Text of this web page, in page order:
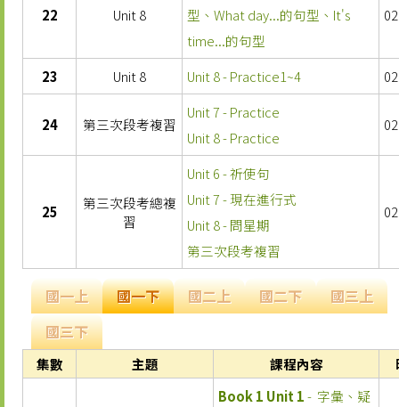
22 Unit 8
型、What day...的句型、It's
time...的句型
23 Unit 8 Unit 8 - Practice1~4
24 第三次段考複習
Unit 7 - Practice
Unit 8 - Practice
25
第三次段考總複
習
Unit 6 - 祈使句
Unit 7 - 現在進行式
Unit 8 - 問星期
第三次段考複習
國一上 國一下 國二上 國二下
國三上
國三下
集數 主題 課程內容
Book 1 Unit 1- 字彙、疑